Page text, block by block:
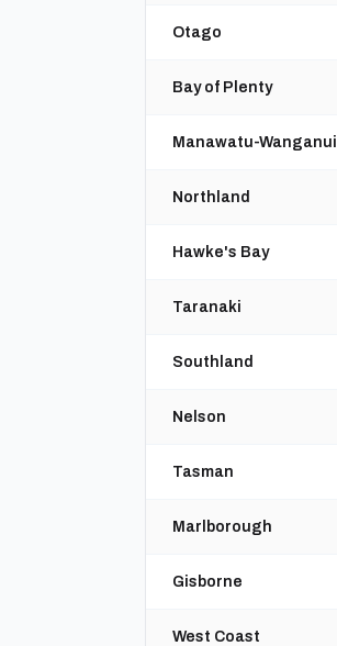
Otago
Bay of Plenty
Manawatu-Wanganui
Northland
Hawke's Bay
Taranaki
Southland
Nelson
Tasman
Marlborough
Gisborne
West Coast